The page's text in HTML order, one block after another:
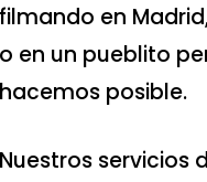
filmando en
o en un pueblito
hacemos posible.
Nuestros servicios